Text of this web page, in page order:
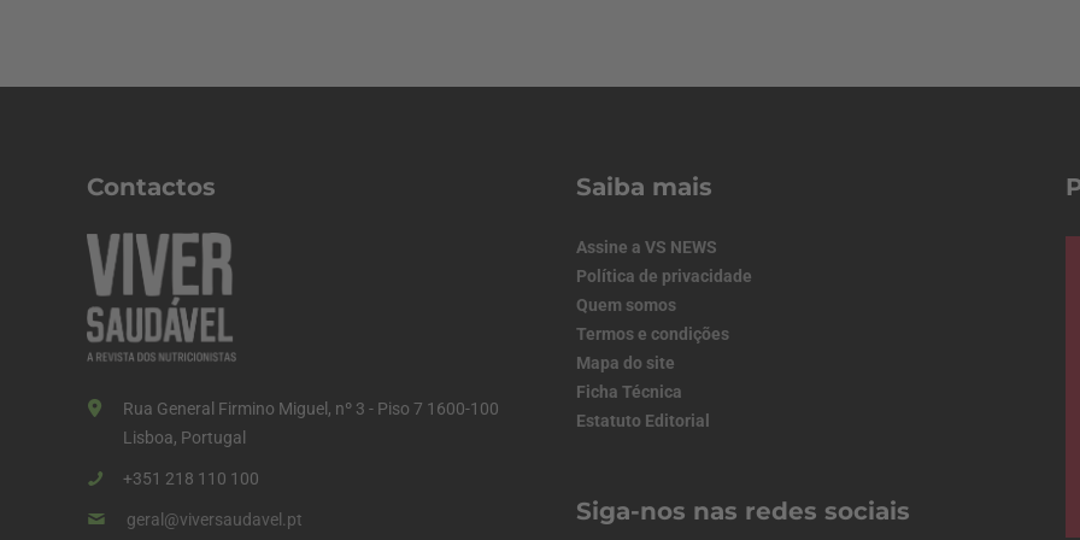
Contactos
Rua General Firmino Miguel, nº 3 - Piso 7 1600-100
Lisboa, Portugal
+351 218 110 100
geral@viversaudavel.pt
Saiba mais
Assine a VS NEWS
Política de privacidade
Quem somos
Termos e condições
Mapa do site
Ficha Técnica
Estatuto Editorial
Siga-nos nas redes sociais